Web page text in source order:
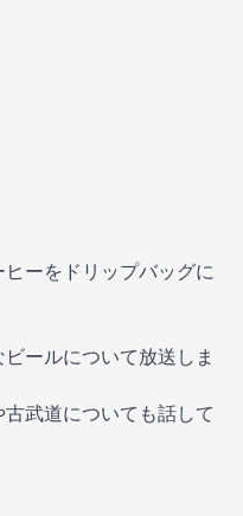
ーをドリップバッグに
ールについて放送しま
武道についても話して